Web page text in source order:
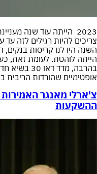
2023 הייתה עוד שנה
צריכים להיות רגילים לזה עד
השנה היו לנו קריסות בנקים,
הייתה לוהטת. לעומת זאת,
בהרבה, מדד
אופטימיים שהורדות הריבית
צ'ארלי מאנגר
ההשקעות